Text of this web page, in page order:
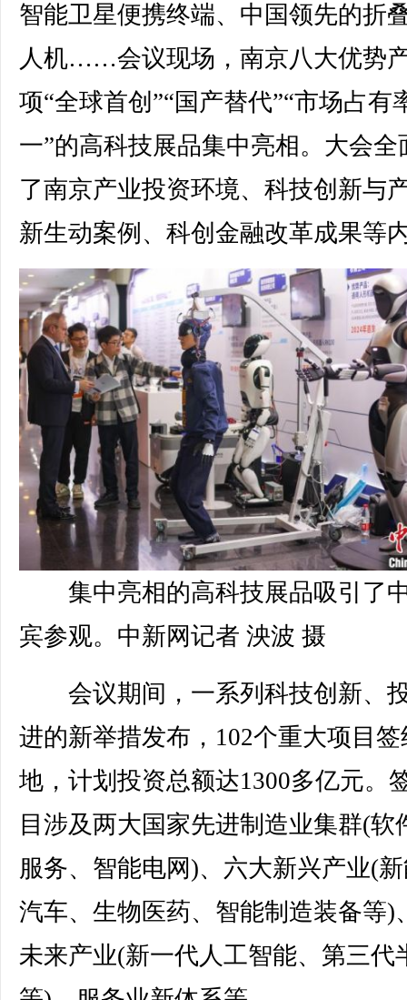
智能卫星便携终端、中国领先的折
人机……会议现场，南京八大优势
项“全球首创”“国产替代”“市场占有
一”的高科技展品集中亮相。大会全
了南京产业投资环境、科技创新与
新生动案例、科创金融改革成果等
集中亮相的高科技展品吸引了
宾参观。中新网记者 泱波 摄
会议期间，一系列科技创新、
进的新举措发布，102个重大项目签
地，计划投资总额达1300多亿元。
目涉及两大国家先进制造业集群(软
服务、智能电网)、六大新兴产业(
汽车、生物医药、智能制造装备等)
未来产业(新一代人工智能、第三代